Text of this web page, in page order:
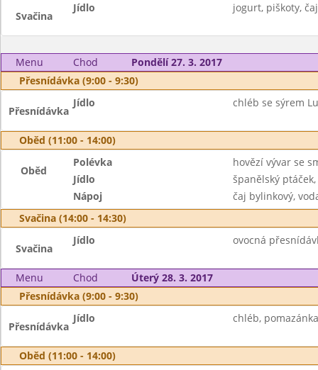
Svačina
Jídlo jogurt, piškoty, čaj
Menu Chod
Pondělí 27. 3. 2017
Přesnídávka (9:00 - 9:30)
Přesnídávka
Jídlo chléb se sýrem
Oběd (11:00 - 14:00)
Oběd
Polévka
hovězí vývar se
Jídlo
španělský
Nápoj
čaj bylinkový,
Svačina (14:00 - 14:30)
Svačina
Jídlo ovocná
Menu Chod
Úterý 28. 3. 2017
Přesnídávka (9:00 - 9:30)
Přesnídávka
Jídlo chléb,
Oběd (11:00 - 14:00)